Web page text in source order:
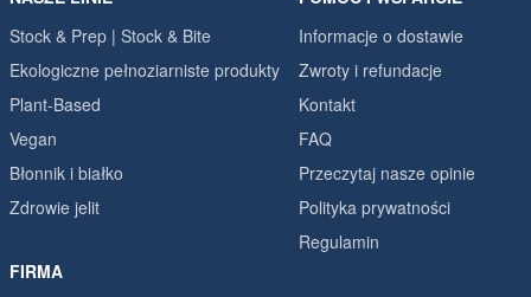
Stock & Prep | Stock & Bite
Ekologiczne pełnoziarniste produkty
Plant-Based
Vegan
Błonnik i białko
Zdrowie jelit
Informacje o dostawie
Zwroty i refundacje
Kontakt
FAQ
Przeczytaj nasze opinie
Polityka prywatności
Regulamin
FIRMA